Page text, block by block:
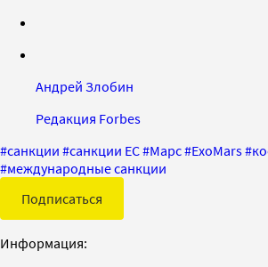
Андрей Злобин
Редакция Forbes
#санкции #санкции ЕС#Марс#ExoMars#
#международные санкции
Подписаться
Информация: